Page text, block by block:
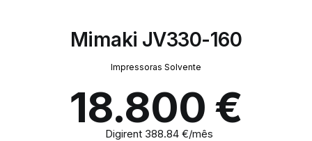
Mimaki JV330-160
Impressoras Solvente
18.800 €
Digirent 388.84 €/mês